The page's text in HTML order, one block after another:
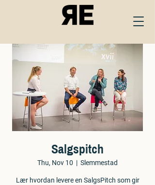
Salgspitch
Thu, Nov 10
  |
Slemmestad
Lær hvordan levere en SalgsPitch som gir